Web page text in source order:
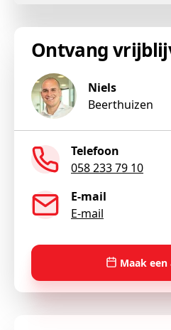
Ontvang
Niels
Beerthuizen
Telefoon
058 233 79 10
E-mail
E-mail
Maak